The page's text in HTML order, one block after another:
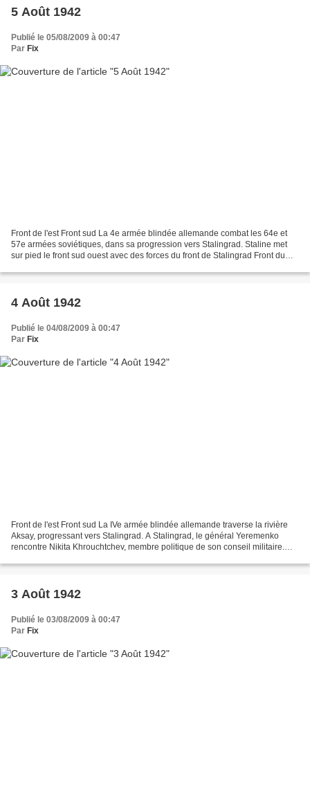
5 Août 1942
Publié le 05/08/2009 à 00:47
Par Fix
Front de l'est Front sud La 4e armée blindée allemande combat les 64e et
57e armées soviétiques, dans sa progression vers Stalingrad. Staline met
sur pied le front sud ouest avec des forces du front de Stalingrad Front du
4 Août 1942
Publié le 04/08/2009 à 00:47
Par Fix
Front de l'est Front sud La IVe armée blindée allemande traverse la rivière
Aksay, progressant vers Stalingrad. A Stalingrad, le général Yeremenko
rencontre Nikita Khrouchtchev, membre politique de son conseil militaire.
3 Août 1942
Publié le 03/08/2009 à 00:47
Par Fix